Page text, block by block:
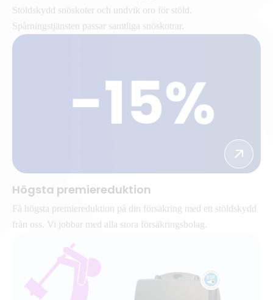
Stöldskydd snöskoter och undvik oro för stöld.
Spårningstjänsten passar samtliga snöskotrar.
Högsta premiereduktion
Få högsta premiereduktion på din försäkring med ett stöldskydd
från oss. Vi jobbar med alla stora försäkringsbolag.